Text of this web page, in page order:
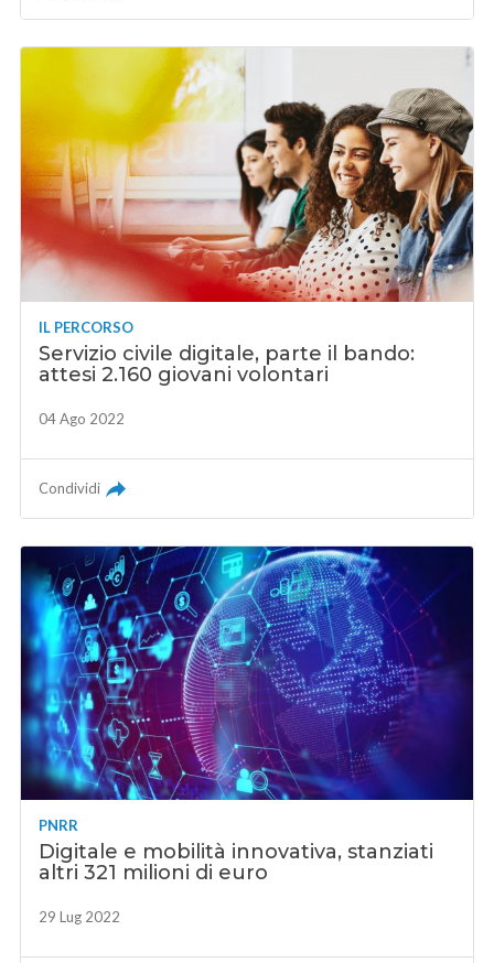
IL PERCORSO
Servizio civile digitale, parte il bando:
attesi 2.160 giovani volontari
04 Ago 2022
Condividi
PNRR
Digitale e mobilità innovativa, stanziati
altri 321 milioni di euro
29 Lug 2022